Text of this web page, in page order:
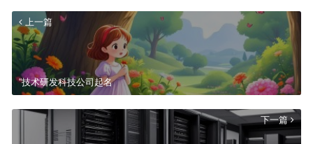
上一篇
“技术研发科技公司起名
下一篇